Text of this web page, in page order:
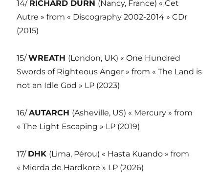
14/ RICHARD DURN (Nancy, France) « Cet
Autre » from « Discography 2002-2014 » CDr
(2015)
15/WREATH (London, UK) « One Hundred
Swords of Righteous Anger » from « The Land is
not an Idle God » LP (2023)
16/AUTARCH (Asheville, US) « Mercury » from
« The Light Escaping » LP (2019)
17/ DHK (Lima, Pérou) « Hasta Kuando » from
« Mierda de Hardkore » LP (2026)